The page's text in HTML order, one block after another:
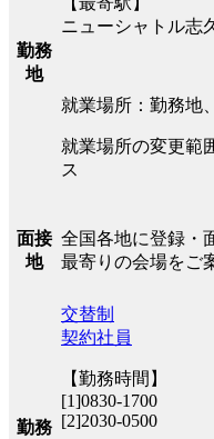
勤務
地
ニューシャトル志
就業場所：勤務地
就業場所の変更範
ス
面接
地
全国各地に登録・
最寄りの会場をご
勤務
交替制
契約社員
【勤務時間】
[1]0830-1700
[2]2030-0500